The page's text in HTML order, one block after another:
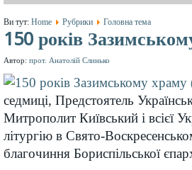
Ви тут: Home Рубрики Головна тема
150 років
Автор: прот. Анатолій Слинько
седмиці, Предстоятель
Митрополит Київський і всієї
літургію в Свято-
благочиння Бориспільської